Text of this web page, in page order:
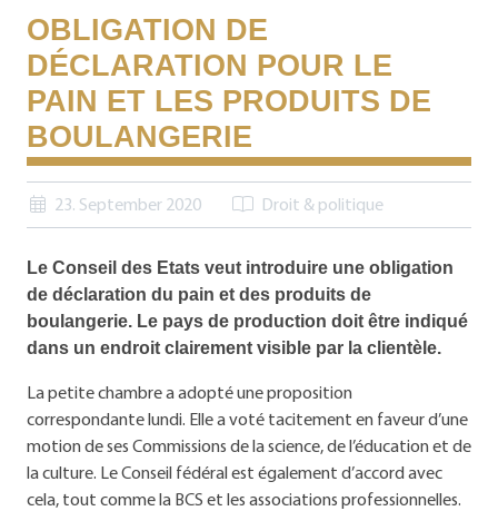
OBLIGATION DE
DÉCLARATION POUR LE
PAIN ET LES PRODUITS DE
BOULANGERIE
23. September 2020 Droit & politique
Le Conseil des Etats veut introduire une obligation
de déclaration du pain et des produits de
boulangerie. Le pays de production doit être indiqué
dans un endroit clairement visible par la clientèle.
La petite chambre a adopté une proposition
correspondante lundi. Elle a voté tacitement en faveur d’une
motion de ses Commissions de la science, de l’éducation et de
la culture. Le Conseil fédéral est également d’accord avec
cela, tout comme la BCS et les associations professionnelles.